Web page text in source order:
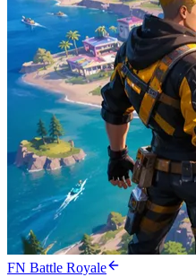
FN Battle Royale